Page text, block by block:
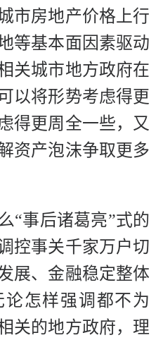
市房地产价格上行
等基本面因素驱动
关城市地方政府在
以将形势考虑得更
得更周全一些，又
资产泡沫争取更多
“事后诸葛亮”式的
控事关千家万户切
展、金融稳定整体
怎样强调都不为
关的地方政府，理